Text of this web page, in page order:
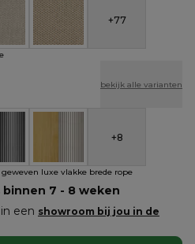
Greige
- Althea Off White
Cosytica - Althea Chalk
All Weather Cosytica - Althea
+77
bekijk alle varianten
verticaal geweven luxe vlakke
en beige verticaal geweven
aluminium en zwart verticaal
Teak en beige verticaal
+8
luxe vlakke brede rope
binnen 7 - 8 weken
een showroom bij jou in de